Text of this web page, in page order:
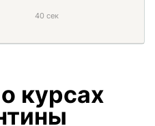
40 сек
курсах